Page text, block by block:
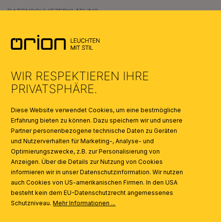
DATENSCHUTZERKLÄRUNG
KATALOGE
AI
WIR RESPEKTIEREN IHRE
PRIVATSPHÄRE.
Diese Website verwendet Cookies, um eine bestmögliche
Erfahrung bieten zu können. Dazu speichern wir und unsere
Partner personenbezogene technische Daten zu Geräten
und Nutzerverhalten für Marketing-, Analyse- und
Optimierungszwecke, z.B. zur Personalisierung von
Anzeigen. Über die Details zur Nutzung von Cookies
informieren wir in unser Datenschutzinformation. Wir nutzen
auch Cookies von US-amerikanischen Firmen. In den USA
besteht kein dem EU-Datenschutzrecht angemessenes
Schutzniveau.Mehr Informationen ...